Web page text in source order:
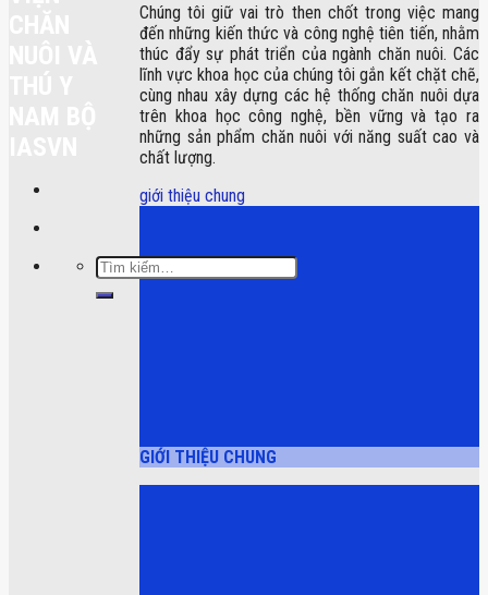
Tìm
kiếm:
Chúng tôi giữ vai trò then chốt trong việc mang
đến những kiến thức và công nghệ tiên tiến, nhằm
thúc đẩy sự phát triển của ngành chăn nuôi. Các
lĩnh vực khoa học của chúng tôi gắn kết chặt chẽ,
cùng nhau xây dựng các hệ thống chăn nuôi dựa
trên khoa học công nghệ, bền vững và tạo ra
những sản phẩm chăn nuôi với năng suất cao và
chất lượng.
giới thiệu chung
GIỚI THIỆU CHUNG